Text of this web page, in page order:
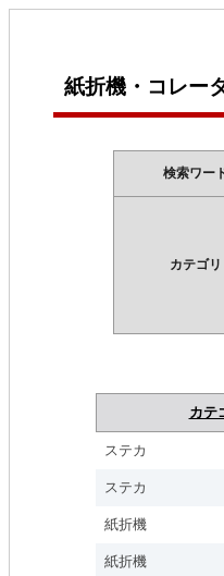
紙折機・コレー
検索ワー
カテゴリ
カテ
ステカ
ステカ
紙折機
紙折機